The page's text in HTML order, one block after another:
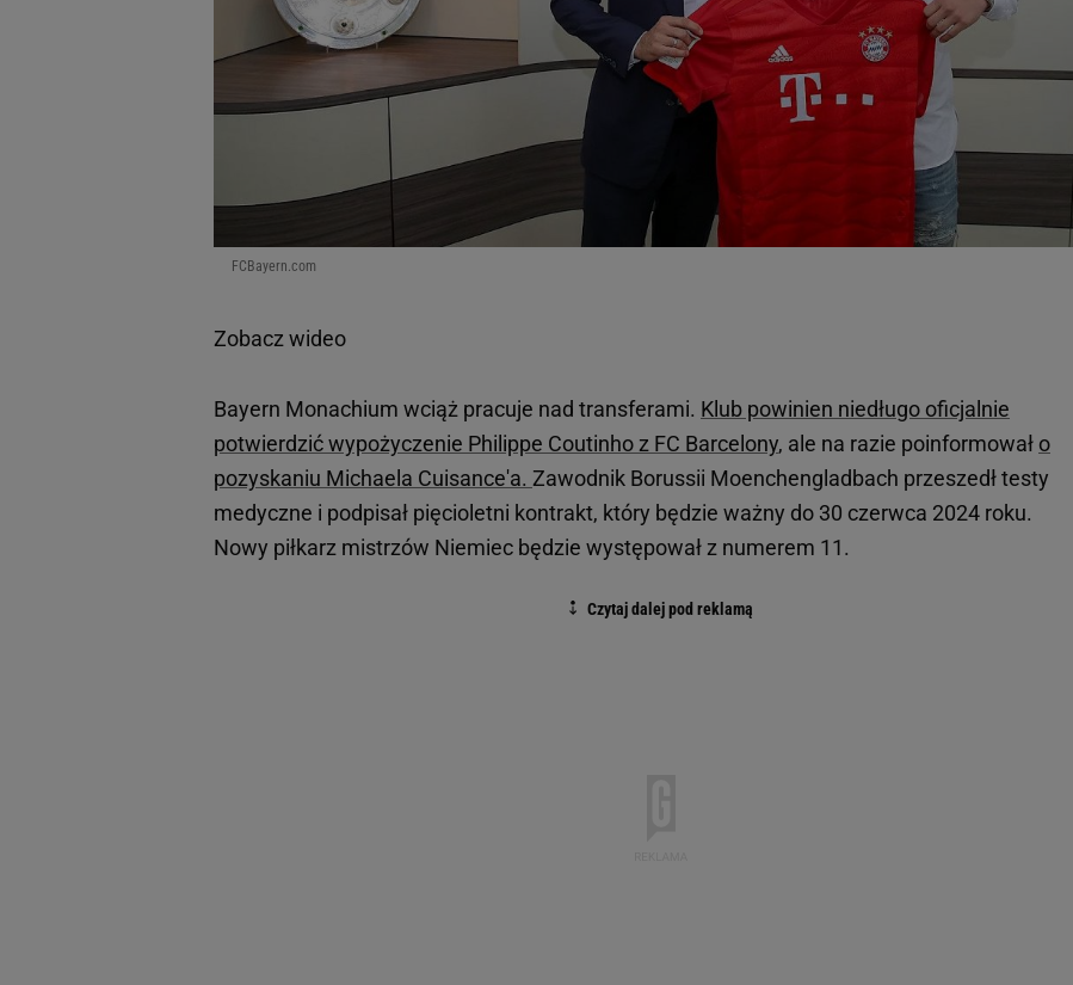
FCBayern.com
Zobacz wideo
Bayern Monachium wciąż pracuje nad transferami. Klub powinien niedługo oficjalnie
potwierdzić wypożyczenie Philippe Coutinho z FC Barcelony, ale na razie poinformował o
pozyskaniu Michaela Cuisance'a. Zawodnik Borussii Moenchengladbach przeszedł testy
medyczne i podpisał pięcioletni kontrakt, który będzie ważny do 30 czerwca 2024 roku.
Nowy piłkarz mistrzów Niemiec będzie występował z numerem 11.